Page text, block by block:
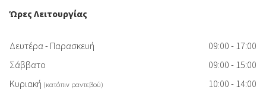
Ώρες Λειτουργίας
Δευτέρα - Παρασκευή
09:00 - 17:00
Σάββατο
09:00 - 15:00
Κυριακή (κατόπιν ραντεβού) 10:00 - 14:00